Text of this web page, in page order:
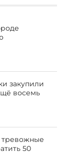
закупили
восемь
тревожные
50